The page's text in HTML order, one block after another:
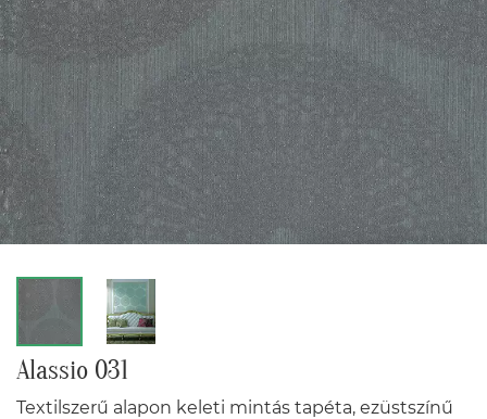
Alassio 031
Textilszerű alapon keleti mintás tapéta, ezüstszínű